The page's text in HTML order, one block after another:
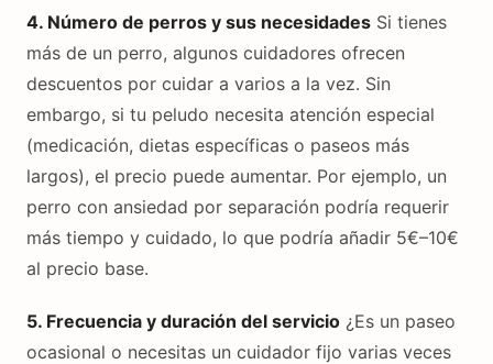
4. Número de perros y sus necesidades Si tienes
más de un perro, algunos cuidadores ofrecen
descuentos por cuidar a varios a la vez. Sin
embargo, si tu peludo necesita atención especial
(medicación, dietas específicas o paseos más
largos), el precio puede aumentar. Por ejemplo, un
perro con ansiedad por separación podría requerir
más tiempo y cuidado, lo que podría añadir 5€–10€
al precio base.
5. Frecuencia y duración del servicio ¿Es un paseo
ocasional o necesitas un cuidador fijo varias veces